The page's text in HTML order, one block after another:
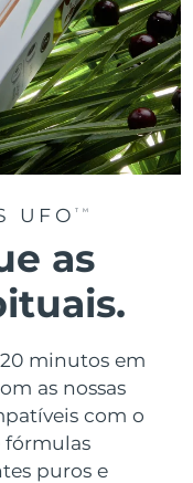
UFOTM
as
minutos em
as nossas
com o
fórmulas
puros e